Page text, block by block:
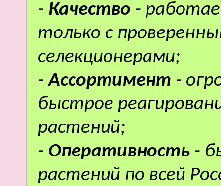
- Качество -
только с
селекционерами;
-Ассортимент -
быстрое
растений;
- Оперативность -
растений по всей